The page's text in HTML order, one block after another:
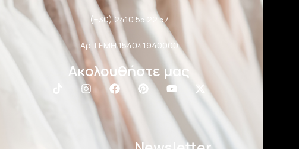
(+30) 2410 55 22 57
Αρ. ΓΕΜΗ 154041940000
Ακολουθήστε μας